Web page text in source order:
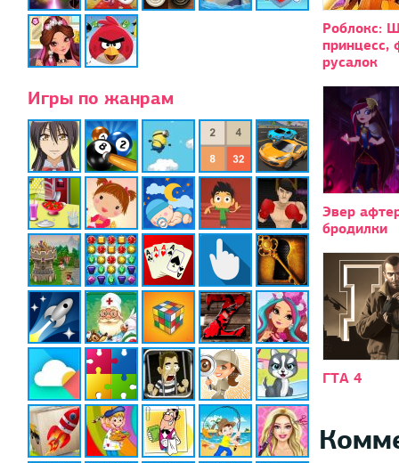
Игры по жанрам
Роблокс:
принцесс,
русалок
Эвер
бродилки
ГТА 4